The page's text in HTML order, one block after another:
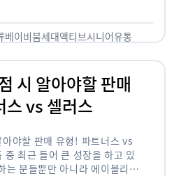
만 사회가 늙어가는 …
베이비붐세대액티브시니어유통
시 알아야할 판매
스 vs 셀러스
야할 판매 유형! 파트너스 vs
중 최근 들어 큰 성장을 하고 있
는 분들뿐만 아니라 에이블리에